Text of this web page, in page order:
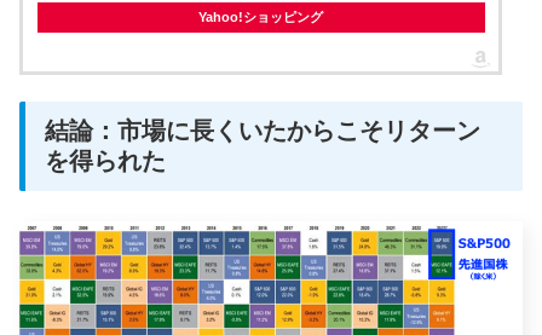
Yahoo!ショッピング
結論：市場に長くいたからこそリターン
を得られた